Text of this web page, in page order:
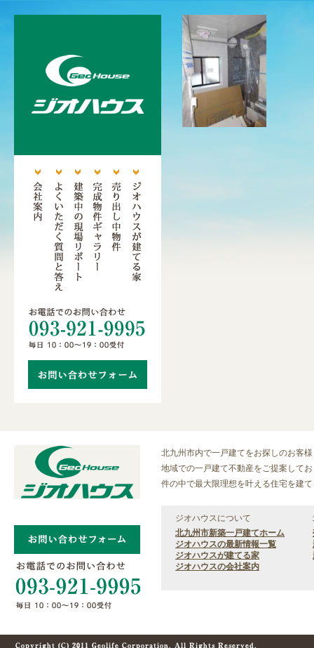
北九州市内で一戸建てをお探しのお客
地域での一戸建て不動産をご提案して
件の中で最大限理想を叶える住宅を建
ジオハウスについて
北九州市新築一戸建てホーム
ジオハウスの最新情報一覧
ジオハウスが建てる家
ジオハウスの会社案内